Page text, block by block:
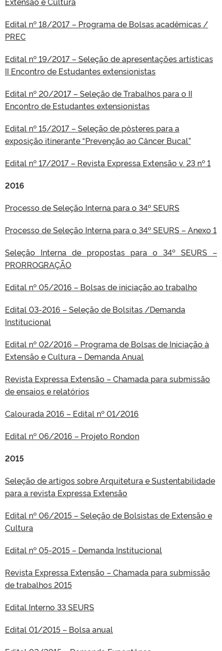
Edital nº 18/2017 – Programa de Bolsas acadêmicas /
PREC
Edital nº 19/2017 – Seleção de apresentações artísticas
II Encontro de Estudantes extensionistas
Edital nº 20/2017 – Seleção de Trabalhos para o II
Encontro de Estudantes extensionistas
Edital nº 15/2017 – Seleção de pôsteres para a
exposição itinerante “Prevenção ao Câncer Bucal”
Edital nº 17/2017 – Revista Expressa Extensão v. 23 nº 1
2016
Processo de Seleção Interna para o 34º SEURS
Processo de Seleção Interna para o 34º SEURS – Anexo 1
Seleção Interna de propostas para o 34º SEURS –
PRORROGRAÇÃO
Edital nº 05/2016 – Bolsas de iniciação ao trabalho
Edital 03-2016 – Seleção de Bolsitas /Demanda
Institucional
Edital nº 02/2016 – Programa de Bolsas de Iniciação à
Extensão e Cultura – Demanda Anual
Revista Expressa Extensão – Chamada para submissão
de ensaios e relatórios
Calourada 2016 – Edital nº 01/2016
Edital nº 06/2016 – Projeto Rondon
2015
Seleção de artigos sobre Arquitetura e Sustentabilidade
para a revista Expressa Extensão
Edital nº 06/2015 – Seleção de Bolsistas de Extensão e
Cultura
Edital nº 05-2015 – Demanda Institucional
Revista Expressa Extensão – Chamada para submissão
de trabalhos 2015
Edital Interno 33 SEURS
Edital 01/2015 – Bolsa anual